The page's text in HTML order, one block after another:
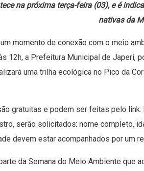
na próxima terça-feira (03), e é
nativas da
momento de conexão com o meio
12h, a Prefeitura Municipal de Japeri,
uma trilha ecológica no Pico da
gratuitas e podem ser feitas pelo
serão solicitados: nome completo,
devem estar acompanhados por um
da Semana do Meio Ambiente que